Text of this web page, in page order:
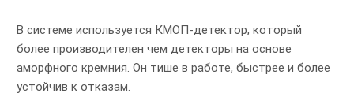
В системе используется КМОП-детектор, который
более производителен чем детекторы на основе
аморфного кремния. Он тише в работе, быстрее и более
устойчив к отказам.